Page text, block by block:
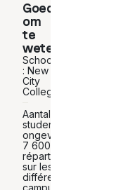
Goed
om
te
weten
School
: New
City
College
Aantal
studenten:
ongeveer
7 600
répartis
sur les
différents
campus